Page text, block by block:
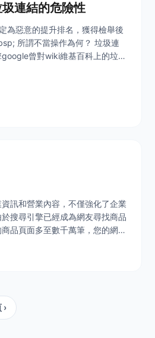
連結的危險性
為惡意的提升排名，獲得檢舉後
所謂不當操作為何？ 垃圾連
曾對wiki維基百科上的垃圾
訊和營業內容，不僅強化了企業
搜尋引擎已經成為網友尋找商品
品頁面多至數千萬筆，您的網站
›